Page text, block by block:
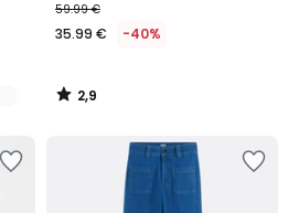
59.99 €
35.99 € -40%
2,9
/